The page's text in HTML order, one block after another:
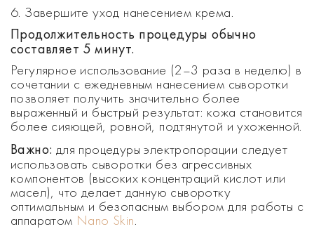
6. Завершите уход нанесением крема.
Продолжительность процедуры обычно
составляет 5 минут.
Регулярное использование (2–3 раза в неделю) в
сочетании с ежедневным нанесением сыворотки
позволяет получить значительно более
выраженный и быстрый результат: кожа становится
более сияющей, ровной, подтянутой и ухоженной.
Важно: для процедуры электропорации следует
использовать сыворотки без агрессивных
компонентов (высоких концентраций кислот или
масел), что делает данную сыворотку
оптимальным и безопасным выбором для работы с
аппаратом Nano Skin.